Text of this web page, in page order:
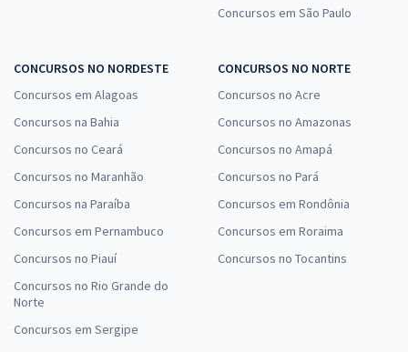
Concursos em São Paulo
CONCURSOS NO NORDESTE
Concursos em Alagoas
Concursos na Bahia
Concursos no Ceará
Concursos no Maranhão
Concursos na Paraíba
Concursos em Pernambuco
Concursos no Piauí
Concursos no Rio Grande do
Norte
Concursos em Sergipe
CONCURSOS NO NORTE
Concursos no Acre
Concursos no Amazonas
Concursos no Amapá
Concursos no Pará
Concursos em Rondônia
Concursos em Roraima
Concursos no Tocantins